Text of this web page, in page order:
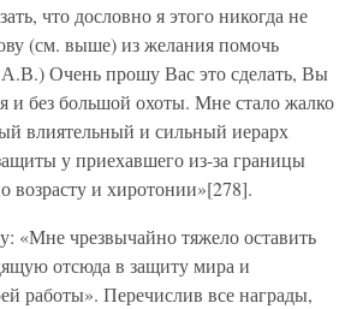
что дословно я этого никогда не
(см. выше) из желания помочь
Очень прошу Вас это сделать, Вы
и без большой охоты. Мне стало жалко
влиятельный и сильный иерарх
у приехавшего из-за границы
возрасту и хиротонии»[278].
«Мне чрезвычайно тяжело оставить
отсюда в защиту мира и
работы». Перечислив все награды,